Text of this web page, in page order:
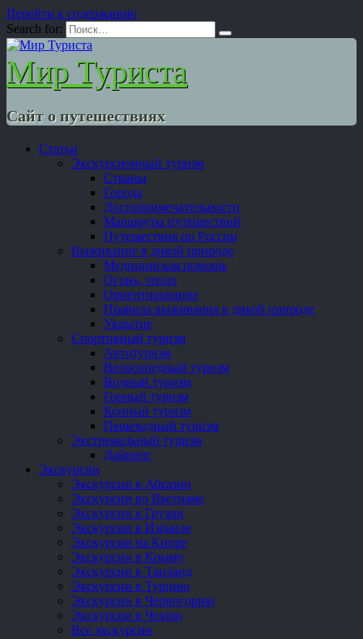
Перейти к содержанию
Search for:
Мир Туриста
Сайт о путешествиях
Статьи
Экскурсионный туризм
Страны
Города
Достопримечательности
Маршруты путешествий
Путешествия по России
Выживание в дикой природе
Медицинская помощь
Огонь, тепло
Ориентирование
Правила выживания в дикой природе
Укрытие
Спортивный туризм
Автотуризм
Велосипедный туризм
Водный туризм
Горный туризм
Конный туризм
Пешеходный туризм
Экстремальный туризм
Дайвинг
Экскурсии
Экскурсии в Абхазии
Экскурсии во Вьетнаме
Экскурсии в Грузии
Экскурсии в Израиле
Экскурсии на Кипре
Экскурсии в Крыму
Экскурсии в Таиланд
Экскурсии в Турцию
Экскурсии в Черногорию
Экскурсии в Чехию
Все экскурсии